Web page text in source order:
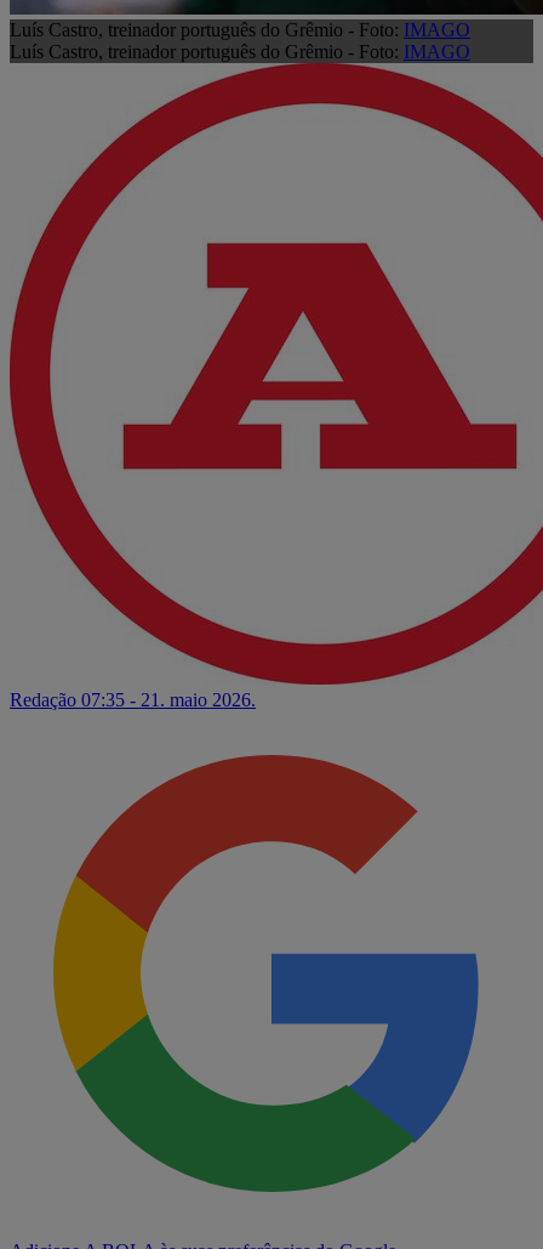
Luís Castro, treinador português do Grêmio - Foto: IMAGO
Luís Castro, treinador português do Grêmio - Foto: IMAGO
Redação 07:35 - 21. maio 2026.